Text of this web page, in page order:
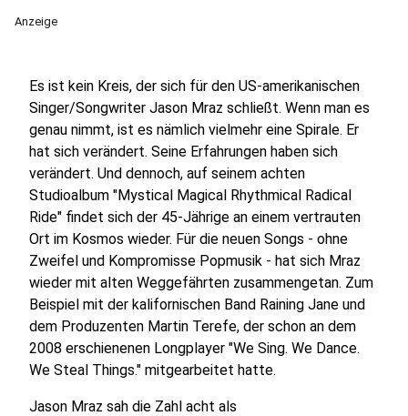
Anzeige
Es ist kein Kreis, der sich für den US-amerikanischen
Singer/Songwriter Jason Mraz schließt. Wenn man es
genau nimmt, ist es nämlich vielmehr eine Spirale. Er
hat sich verändert. Seine Erfahrungen haben sich
verändert. Und dennoch, auf seinem achten
Studioalbum "Mystical Magical Rhythmical Radical
Ride" findet sich der 45-Jährige an einem vertrauten
Ort im Kosmos wieder. Für die neuen Songs - ohne
Zweifel und Kompromisse Popmusik - hat sich Mraz
wieder mit alten Weggefährten zusammengetan. Zum
Beispiel mit der kalifornischen Band Raining Jane und
dem Produzenten Martin Terefe, der schon an dem
2008 erschienenen Longplayer "We Sing. We Dance.
We Steal Things." mitgearbeitet hatte.
Jason Mraz sah die Zahl acht als